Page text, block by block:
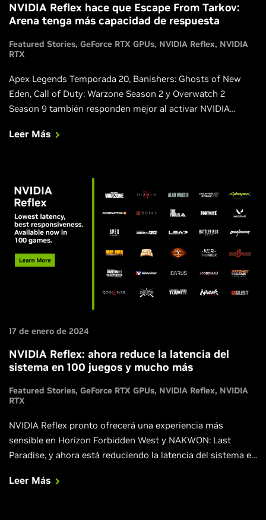
NVIDIA Reflex hace que Escape From Tarkov:
Arena tenga más capacidad de respuesta
Featured Stories GeForce RTX GPUs NVIDIA Reflex NVIDIA
RTX
Apex Legends Temporada 20, Banishers: Ghosts of New
Eden, Call of Duty: Warzone Season 2 y Overwatch 2
Season 9 también responden mejor al activar NVIDIA
Leer Más
17 de enero de 2024
NVIDIA Reflex: ahora reduce la latencia del
sistema en 100 juegos y mucho más
Featured Stories GeForce RTX GPUs NVIDIA Reflex NVIDIA
RTX
NVIDIA Reflex pronto ofrecerá una experiencia más
sensible en Horizon Forbidden West y NAKWON: Last
Paradise, y ahora está reduciendo la latencia del sistema en
Leer Más